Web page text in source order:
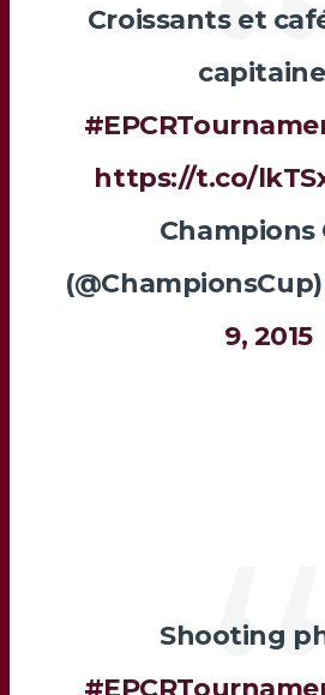
Croissants et
https://t.co/
Champions
(@ChampionsCup)
9, 2015
Shooting